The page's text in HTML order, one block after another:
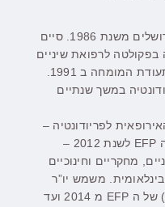
בוגר הפקולטה לרפואת שיניים בירושלים משנת 1986. סיים
לרפואת שיניים
במשך שנתיים
לפריודונטיה –
EFP בין 2009 – 2014 ונשיא של ה EFP לשנת 2012 –
מחקריים וחינוכיים
משמש יו”ר
הועדה ללימודי המשך (התמחויות) של ה EFP מ 2014 ועד